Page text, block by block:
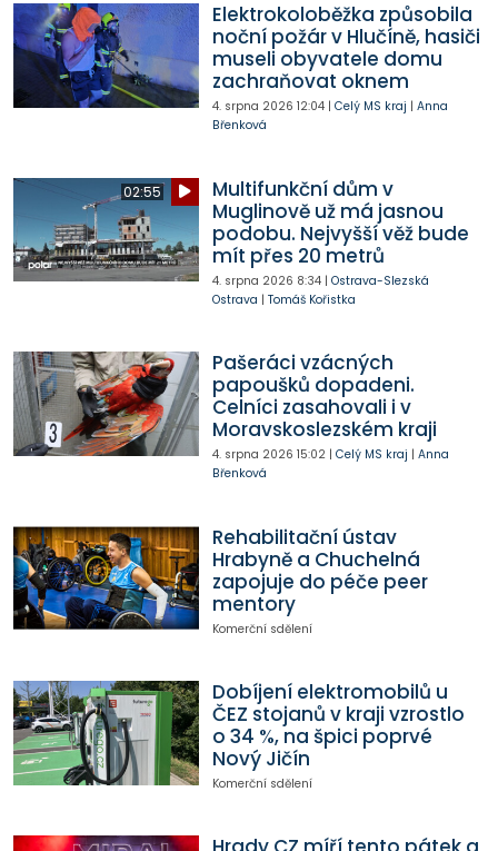
Elektrokoloběžka způsobila
noční požár v Hlučíně, hasiči
museli obyvatele domu
zachraňovat oknem
4. srpna 2026 12:04| Celý MS kraj | Anna
Břenková
02:55
Multifunkční dům v
Muglinově už má jasnou
podobu. Nejvyšší věž bude
mít přes 20 metrů
4. srpna 2026 8:34| Ostrava-Slezská
Ostrava | Tomáš Kořistka
Pašeráci vzácných
papoušků dopadeni.
Celníci zasahovali i v
Moravskoslezském kraji
4. srpna 2026 15:02| Celý MS kraj | Anna
Břenková
Rehabilitační ústav
Hrabyně a Chuchelná
zapojuje do péče peer
mentory
Komerční sdělení
Dobíjení elektromobilů u
ČEZ stojanů v kraji vzrostlo
o 34 %, na špici poprvé
Nový Jičín
Komerční sdělení